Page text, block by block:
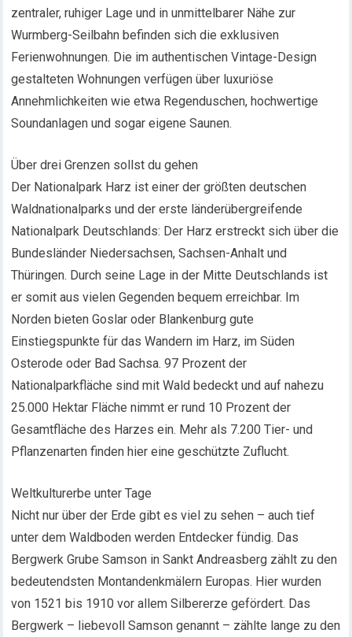
zentraler, ruhiger Lage und in unmittelbarer Nähe zur
Wurmberg-Seilbahn befinden sich die exklusiven
Ferienwohnungen. Die im authentischen Vintage-Design
gestalteten Wohnungen verfügen über luxuriöse
Annehmlichkeiten wie etwa Regenduschen, hochwertige
Soundanlagen und sogar eigene Saunen.
Über drei Grenzen sollst du gehen
Der Nationalpark Harz ist einer der größten deutschen
Waldnationalparks und der erste länderübergreifende
Nationalpark Deutschlands: Der Harz erstreckt sich über die
Bundesländer Niedersachsen, Sachsen-Anhalt und
Thüringen. Durch seine Lage in der Mitte Deutschlands ist
er somit aus vielen Gegenden bequem erreichbar. Im
Norden bieten Goslar oder Blankenburg gute
Einstiegspunkte für das Wandern im Harz, im Süden
Osterode oder Bad Sachsa. 97 Prozent der
Nationalparkfläche sind mit Wald bedeckt und auf nahezu
25.000 Hektar Fläche nimmt er rund 10 Prozent der
Gesamtfläche des Harzes ein. Mehr als 7.200 Tier- und
Pflanzenarten finden hier eine geschützte Zuflucht.
Weltkulturerbe unter Tage
Nicht nur über der Erde gibt es viel zu sehen – auch tief
unter dem Waldboden werden Entdecker fündig. Das
Bergwerk Grube Samson in Sankt Andreasberg zählt zu den
bedeutendsten Montandenkmälern Europas. Hier wurden
von 1521 bis 1910 vor allem Silbererze gefördert. Das
Bergwerk – liebevoll Samson genannt – zählte lange zu den